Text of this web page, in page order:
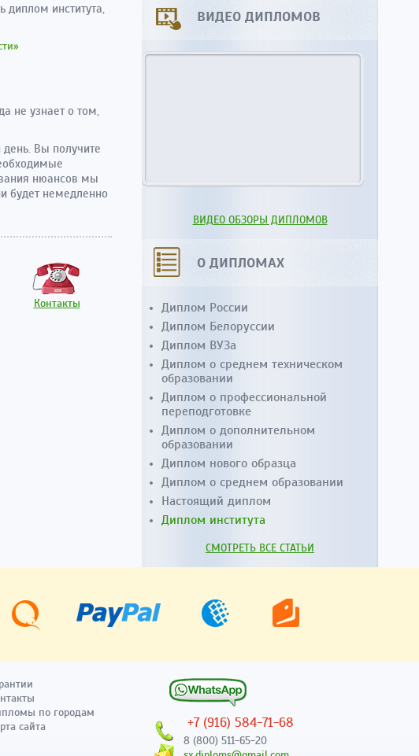
института,
не узнает о том,
день. Вы получите
нюансов мы
будет немедленно
Контакты
ВИДЕО ДИПЛОМОВ
ВИДЕО ОБЗОРЫ ДИПЛОМОВ
О ДИПЛОМАХ
Диплом России
Диплом Белоруссии
Диплом ВУЗа
Диплом о среднем техническом
образовании
Диплом о профессиональной
переподготовке
Диплом о дополнительном
образовании
Диплом нового образца
Диплом о среднем образовании
Настоящий диплом
Диплом института
СМОТРЕТЬ ВСЕ СТАТЬИ
по городам
сайта
+7 (916) 584-71-68
8 (800) 511-65-20
sx.diploms@gmail.com